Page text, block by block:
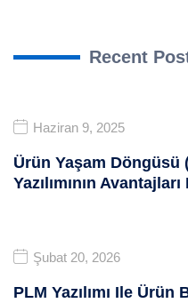
Recent
Haziran 9, 2025
Ürün Yaşam Döngüsü
Yazılımının
Şubat 20, 2026
PLM Yazılımı Ile